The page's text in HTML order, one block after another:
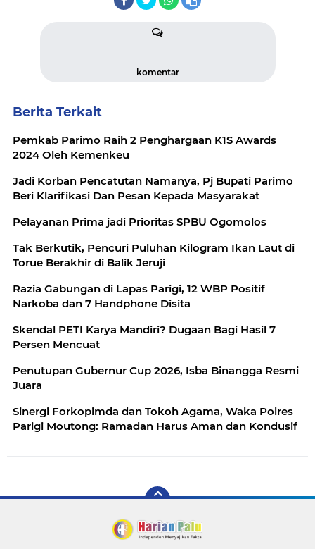
komentar
Berita Terkait
Pemkab Parimo Raih 2 Penghargaan K1S Awards
2024 Oleh Kemenkeu
Jadi Korban Pencatutan Namanya, Pj Bupati Parimo
Beri Klarifikasi Dan Pesan Kepada Masyarakat
Pelayanan Prima jadi Prioritas SPBU Ogomolos
Tak Berkutik, Pencuri Puluhan Kilogram Ikan Laut di
Torue Berakhir di Balik Jeruji
Razia Gabungan di Lapas Parigi, 12 WBP Positif
Narkoba dan 7 Handphone Disita
Skendal PETI Karya Mandiri? Dugaan Bagi Hasil 7
Persen Mencuat
Penutupan Gubernur Cup 2026, Isba Binangga Resmi
Juara
Sinergi Forkopimda dan Tokoh Agama, Waka Polres
Parigi Moutong: Ramadan Harus Aman dan Kondusif